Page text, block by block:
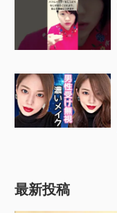
最新投稿